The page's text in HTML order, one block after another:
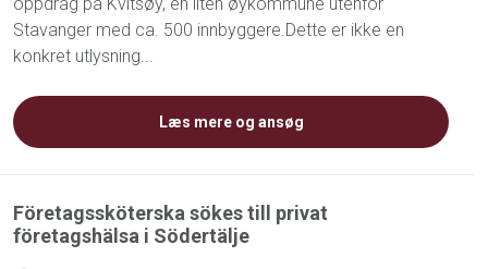
Stavanger med ca. 500 innbyggere.Dette er ikke en
konkret utlysning...
Læs mere og ansøg
Företagssköterska sökes till privat
företagshälsa i Södertälje